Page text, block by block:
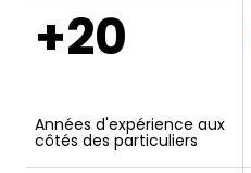
+20
Années d'expérience aux
côtés des particuliers